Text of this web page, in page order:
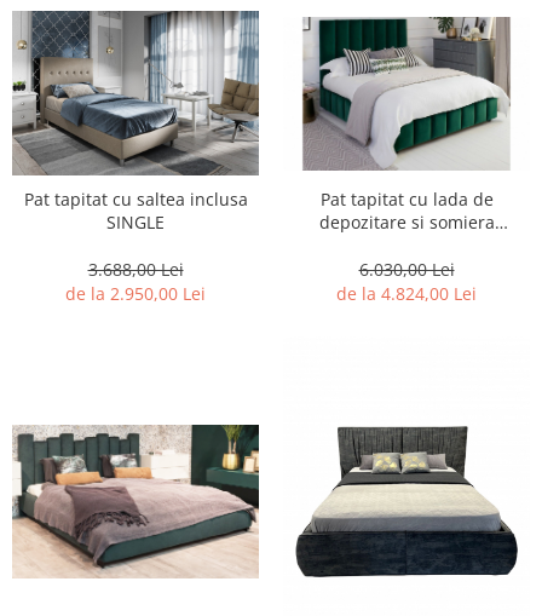
Pat tapitat cu saltea inclusa
SINGLE
3.688,00 Lei
de la 2.950,00 Lei
Pat tapitat cu lada de
depozitare si somiera
6.030,00 Lei
de la 4.824,00 Lei